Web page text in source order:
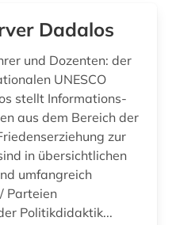
Dadalos
und Dozenten: der
UNESCO
aus dem Bereich der
zur
in übersichtlichen
umfangreich
Politikdidaktik...